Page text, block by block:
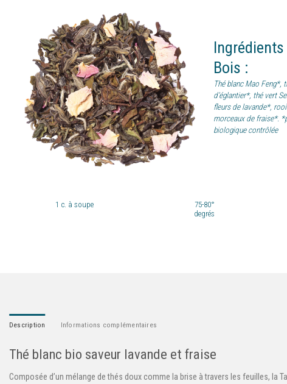
Ingrédients
Bois :
Thé blanc Mao Feng*,
d'églantier*, thé vert
fleurs de lavande*,
morceaux de fraise*.
biologique contrôlée
1 c. à soupe
75-80°
degrés
Description Informations complémentaires
Thé blanc bio saveur lavande et fraise
Composée d’un mélange de thés doux comme la brise à travers les feuilles, la